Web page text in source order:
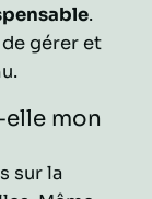
.
gérer et
mon
sur la